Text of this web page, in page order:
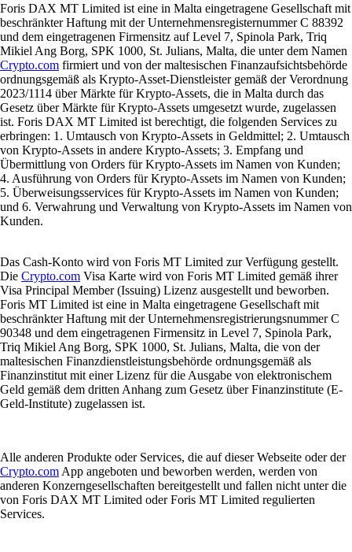
Foris DAX MT Limited ist eine in Malta eingetragene Gesellschaft mit
beschränkter Haftung mit der Unternehmensregisternummer C 88392
und dem eingetragenen Firmensitz auf Level 7, Spinola Park, Triq
Mikiel Ang Borg, SPK 1000, St. Julians, Malta, die unter dem Namen
Crypto.com firmiert und von der maltesischen Finanzaufsichtsbehörde
ordnungsgemäß als Krypto-Asset-Dienstleister gemäß der Verordnung
2023/1114 über Märkte für Krypto-Assets, die in Malta durch das
Gesetz über Märkte für Krypto-Assets umgesetzt wurde, zugelassen
ist. Foris DAX MT Limited ist berechtigt, die folgenden Services zu
erbringen: 1. Umtausch von Krypto-Assets in Geldmittel; 2. Umtausch
von Krypto-Assets in andere Krypto-Assets; 3. Empfang und
Übermittlung von Orders für Krypto-Assets im Namen von Kunden;
4. Ausführung von Orders für Krypto-Assets im Namen von Kunden;
5. Überweisungsservices für Krypto-Assets im Namen von Kunden;
und 6. Verwahrung und Verwaltung von Krypto-Assets im Namen von
Kunden.
Das Cash-Konto wird von Foris MT Limited zur Verfügung gestellt.
Die Crypto.com Visa Karte wird von Foris MT Limited gemäß ihrer
Visa Principal Member (Issuing) Lizenz ausgestellt und beworben.
Foris MT Limited ist eine in Malta eingetragene Gesellschaft mit
beschränkter Haftung mit der Unternehmensregistrierungsnummer C
90348 und dem eingetragenen Firmensitz in Level 7, Spinola Park,
Triq Mikiel Ang Borg, SPK 1000, St. Julians, Malta, die von der
maltesischen Finanzdienstleistungsbehörde ordnungsgemäß als
Finanzinstitut mit einer Lizenz für die Ausgabe von elektronischem
Geld gemäß dem dritten Anhang zum Gesetz über Finanzinstitute (E-
Geld-Institute) zugelassen ist.
Alle anderen Produkte oder Services, die auf dieser Webseite oder der
Crypto.com App angeboten und beworben werden, werden von
anderen Konzerngesellschaften bereitgestellt und fallen nicht unter die
von Foris DAX MT Limited oder Foris MT Limited regulierten
Services.